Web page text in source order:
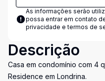
As informações serão
possa entrar em contato
privacidade e termos de
Descrição
Casa em condomínio com 4
Residence em Londrina.